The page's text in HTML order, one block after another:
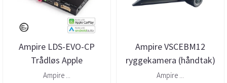
Ampire LDS-EVO-CP
Trådløs Apple
Carplay/AndroidAuto
Ampire ...
Ampire VSCEBM12
ryggekamera (håndtak)
(CVBS) BMW F-serie
Ampire ...